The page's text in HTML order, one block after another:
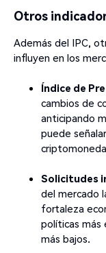
Otros
Además del IPC,
influyen en los
Índice de
cambios de
anticipando
puede
Solicitudes
del mercado
fortaleza
políticas más
más bajos.